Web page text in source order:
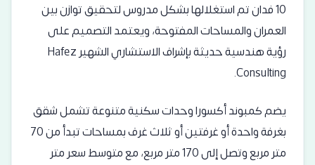
10 فدان تم استغلالها بشكل مدروس لتحقيق توازن بين
العمران والمساحات المفتوحة، ويعتمد التصميم على
رؤية هندسية حديثة بإشراف الاستشاري الشهير Hafez
Consulting.
يضم كمبوند أكسورا وحدات سكنية متنوعة تشمل شقق
بغرفة واحدة أو غرفتين أو ثلاث غرف بمساحات تبدأ من 70
متر مربع وتصل إلى 170 متر مربع، مع متوسط سعر متر